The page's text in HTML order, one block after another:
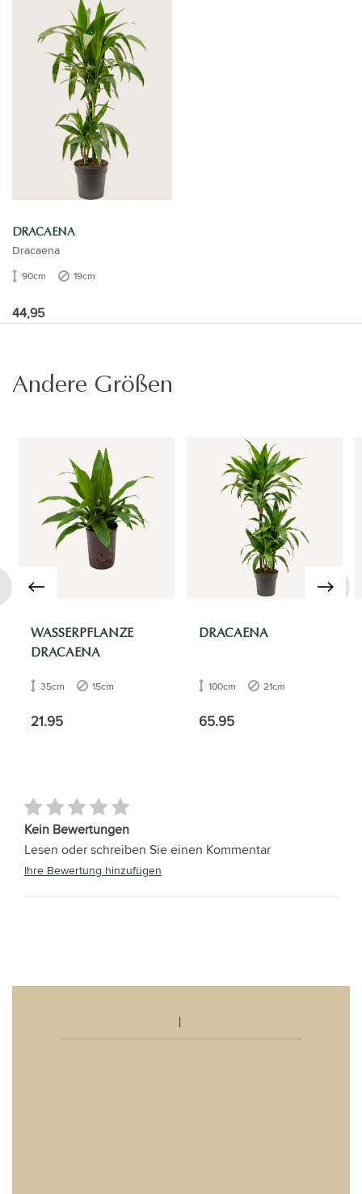
DRACAENA
Dracaena
90cm 19cm
44,95
Andere Größen
WASSERPFLANZE
DRACAENA
35cm 15cm
21.95
DRACAENA
100cm 21cm
65.95
›
Kein Bewertungen
Lesen oder schreiben Sie einen Kommentar
Ihre Bewertung hinzufügen